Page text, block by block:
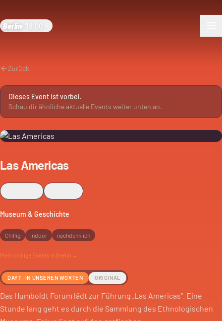
Berlin 18:00
Zurück
Dieses Event ist vorbei.
Schau dir ähnliche aktuelle Events weiter unten an.
Las Americas
Museum & Geschichte
Chillig indoor nachdenklich
Mehr chillige Events in Berlin →
DAYT · IN UNSEREN WORTEN ORIGINAL
Das Humboldt Forum lädt zur Führung „Las Americas“. Eine
Stunde lang geht es durch die Sammlung des Ethnologischen